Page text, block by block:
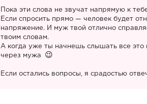
Пока эти слова не звучат напрямую к
Если спросить прямо — человек будет
напряжение. И муж твой отлично
твоим словам.
А когда уже ты начнешь слышать все
через мужа
Если остались вопросы, я срадостью